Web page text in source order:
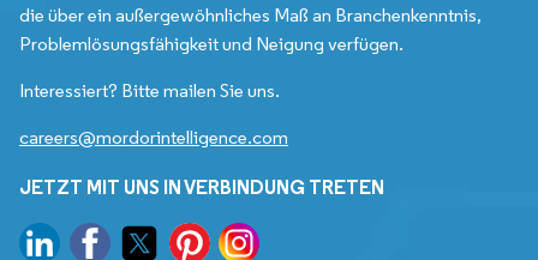
die über ein außergewöhnliches Maß an Branchenkenntnis,
Problemlösungsfähigkeit und Neigung verfügen.
Interessiert? Bitte mailen Sie uns.
careers@mordorintelligence.com
JETZT MIT UNS IN VERBINDUNG TRETEN